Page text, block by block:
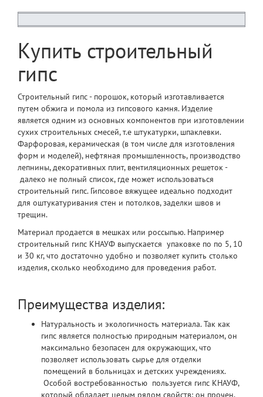
Купить строительный
гипс
Строительный гипс -порошок, который изготавливается
путем обжига и помола из гипсового камня. Изделие
является одним из основных компонентов при изготовлении
сухих строительных смесей, т.е штукатурки, шпаклевки.
Фарфоровая, керамическая (в том числе для изготовления
форм и моделей), нефтяная промышленность, производство
лепнины, декоративных плит, вентиляционных решеток -
далеко не полный список, где может использоваться
строительный гипс. Гипсовое вяжущее идеально подходит
для оштукатуривания стен и потолков, заделки швов и
трещин.
Материал продается в мешках или россыпью. Например
строительный гипс КНАУФ выпускается упаковке по по 5, 10
и 30 кг, что достаточно удобно и позволяет купить столько
изделия, сколько необходимо для проведения работ.
Преимущества изделия:
Натуральность и экологичность материала. Так как
гипс является полностью природным материалом, он
максимально безопасен для окружающих, что
позволяет использовать сырье для отделки
помещений в больницах и детских учреждениях.
Особой востребованностью пользуется гипс КНАУФ,
который обладает целым рядом свойств: он прочен,